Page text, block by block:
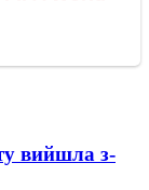
вийшла з-